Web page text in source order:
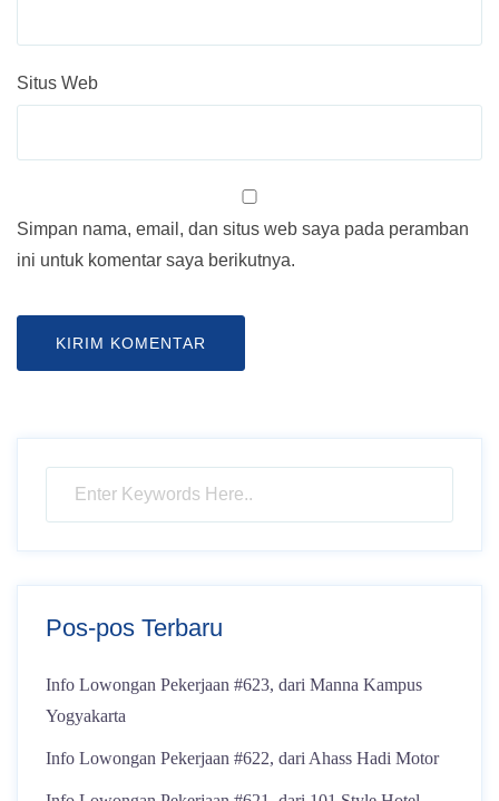
Situs Web
Simpan nama, email, dan situs web saya pada peramban
ini untuk komentar saya berikutnya.
Pos-pos Terbaru
Info Lowongan Pekerjaan #623, dari Manna Kampus
Yogyakarta
Info Lowongan Pekerjaan #622, dari Ahass Hadi Motor